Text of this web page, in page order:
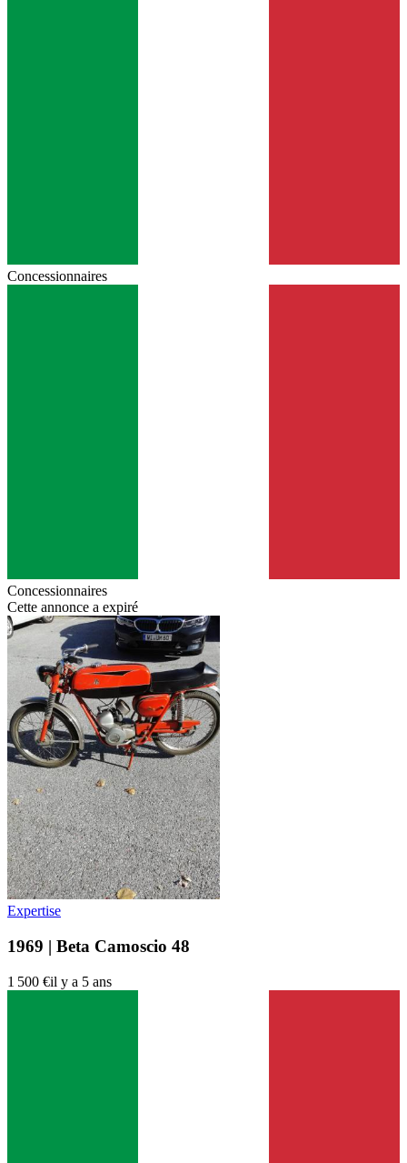
Concessionnaires
Concessionnaires
Cette annonce a expiré
Expertise
1969 | Beta Camoscio 48
1 500 €il y a 5 ans